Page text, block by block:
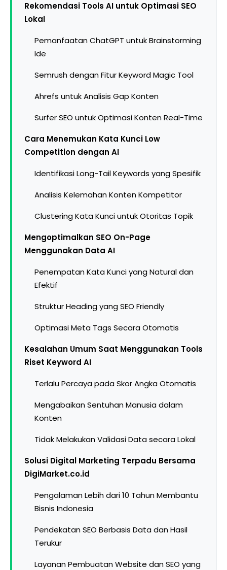
Rekomendasi Tools AI untuk Optimasi SEO
Lokal
Pemanfaatan ChatGPT untuk Brainstorming
Ide
Semrush dengan Fitur Keyword Magic Tool
Ahrefs untuk Analisis Gap Konten
Surfer SEO untuk Optimasi Konten Real-Time
Cara Menemukan Kata Kunci Low
Competition dengan AI
Identifikasi Long-Tail Keywords yang Spesifik
Analisis Kelemahan Konten Kompetitor
Clustering Kata Kunci untuk Otoritas Topik
Mengoptimalkan SEO On-Page
Menggunakan Data AI
Penempatan Kata Kunci yang Natural dan
Efektif
Struktur Heading yang SEO Friendly
Optimasi Meta Tags Secara Otomatis
Kesalahan Umum Saat Menggunakan Tools
Riset Keyword AI
Terlalu Percaya pada Skor Angka Otomatis
Mengabaikan Sentuhan Manusia dalam
Konten
Tidak Melakukan Validasi Data secara Lokal
Solusi Digital Marketing Terpadu Bersama
DigiMarket.co.id
Pengalaman Lebih dari 10 Tahun Membantu
Bisnis Indonesia
Pendekatan SEO Berbasis Data dan Hasil
Terukur
Layanan Pembuatan Website dan SEO yang